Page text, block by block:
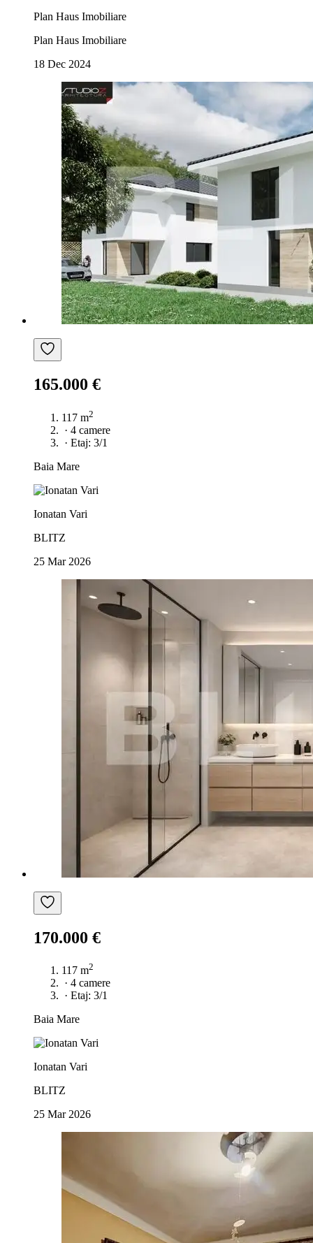
Plan Haus Imobiliare
Plan Haus Imobiliare
18 Dec 2024
165.000 €
117 m2
· 4 camere
· Etaj: 3/1
Baia Mare
Ionatan Vari
BLITZ
25 Mar 2026
170.000 €
117 m2
· 4 camere
· Etaj: 3/1
Baia Mare
Ionatan Vari
BLITZ
25 Mar 2026